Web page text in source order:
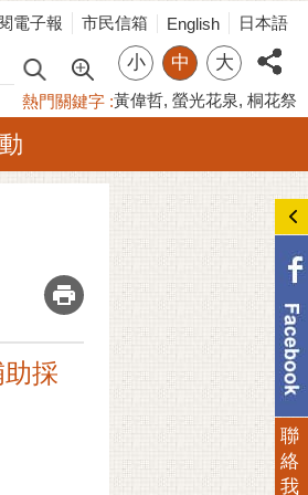
電子報 市民信箱 English 日本語
小 中 大
熱門關鍵字 黃偉哲 螢光花泉 桐花祭
_
採
聯
絡
我